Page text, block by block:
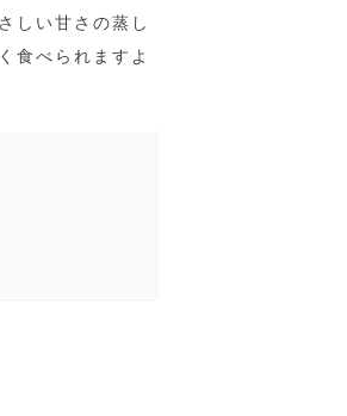
しい甘さの蒸し
食べられますよ